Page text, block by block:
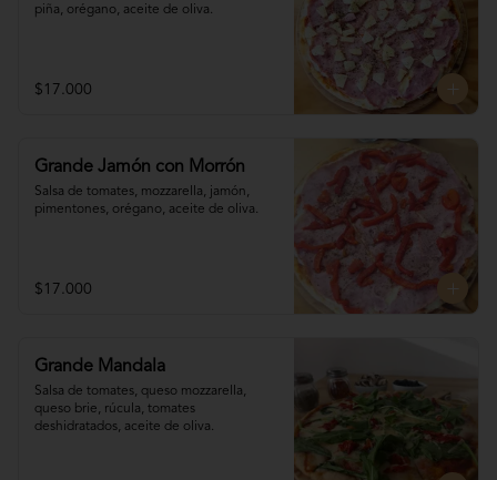
piña, orégano, aceite de oliva.
$17.000
Grande Jamón con Morrón
Salsa de tomates, mozzarella, jamón,
pimentones, orégano, aceite de oliva.
$17.000
Grande Mandala
Salsa de tomates, queso mozzarella,
queso brie, rúcula, tomates
deshidratados, aceite de oliva.